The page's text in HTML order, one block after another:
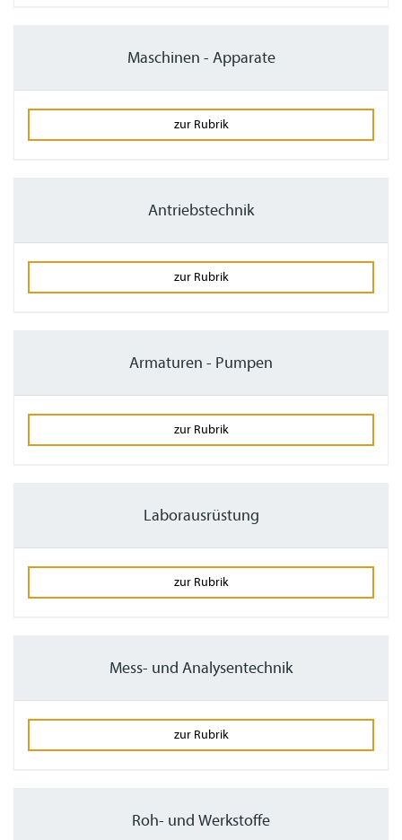
Maschinen - Apparate
zur Rubrik
Antriebstechnik
zur Rubrik
Armaturen - Pumpen
zur Rubrik
Laborausrüstung
zur Rubrik
Mess- und Analysentechnik
zur Rubrik
Roh- und Werkstoffe